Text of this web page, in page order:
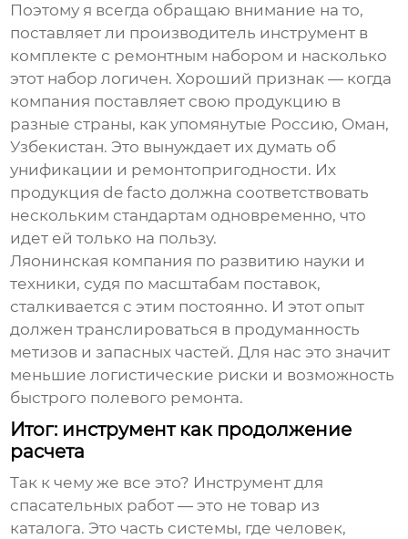
Поэтому я всегда обращаю внимание на то,
поставляет ли производитель инструмент в
комплекте с ремонтным набором и насколько
этот набор логичен. Хороший признак — когда
компания поставляет свою продукцию в
разные страны, как упомянутые Россию, Оман,
Узбекистан. Это вынуждает их думать об
унификации и ремонтопригодности. Их
продукция de facto должна соответствовать
нескольким стандартам одновременно, что
идет ей только на пользу.
Ляонинская компания по развитию науки и
техники, судя по масштабам поставок,
сталкивается с этим постоянно. И этот опыт
должен транслироваться в продуманность
метизов и запасных частей. Для нас это значит
меньшие логистические риски и возможность
быстрого полевого ремонта.
Итог: инструмент как продолжение
расчета
Так к чему же все это? Инструмент для
спасательных работ — это не товар из
каталога. Это часть системы, где человек,